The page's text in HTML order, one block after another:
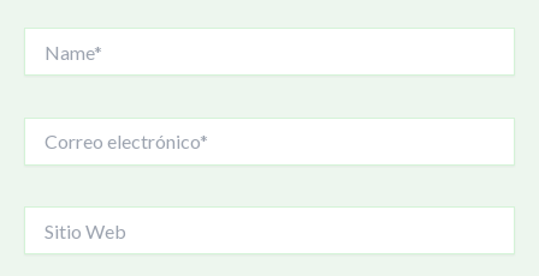
electrónico*
Web